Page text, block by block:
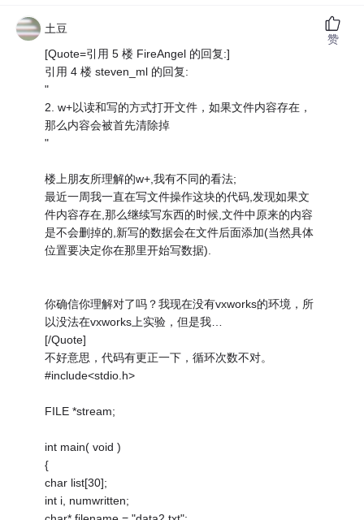
土豆
[Quote=引用 5 楼 FireAngel 的回复:]
引用 4 楼 steven_ml 的回复:
"
2. w+以读和写的方式打开文件，如果文件内容存在，
那么内容会被首先清除掉
"
楼上朋友所理解的w+,我有不同的看法;
最近一周我一直在写文件操作这块的代码,发现如果文
件内容存在,那么继续写东西的时候,文件中原来的内容
是不会删掉的,新写的数据会在文件后面添加(当然具体
位置要决定你在那里开始写数据).
你确信你理解对了吗？我现在没有vxworks的环境，所
以没法在vxworks上实验，但是我…
[/Quote]
不好意思，代码有更正一下，循环次数不对。
#include<stdio.h>
FILE *stream;
int main( void )
{
char list[30];
int i, numwritten;
赞